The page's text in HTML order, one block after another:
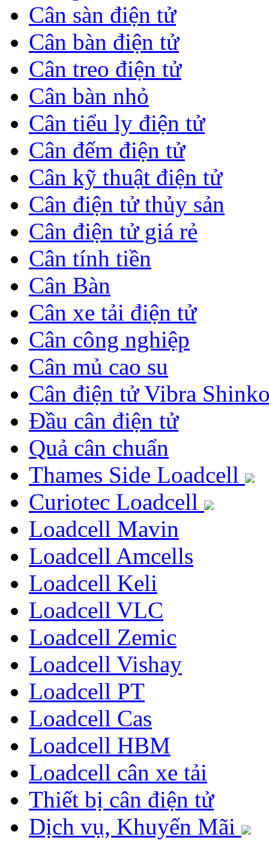
Cân sàn điện tử
Cân bàn điện tử
Cân treo điện tử
Cân bàn nhỏ
Cân tiểu ly điện tử
Cân đếm điện tử
Cân kỹ thuật điện tử
Cân điện tử thủy sản
Cân điện tử giá rẻ
Cân tính tiền
Cân Bàn
Cân xe tải điện tử
Cân công nghiệp
Cân mủ cao su
Cân điện tử Vibra
Đầu cân điện tử
Quả cân chuẩn
Thames Side Loadcell
Curiotec Loadcell
Loadcell Mavin
Loadcell Amcells
Loadcell Keli
Loadcell VLC
Loadcell Zemic
Loadcell Vishay
Loadcell PT
Loadcell Cas
Loadcell HBM
Loadcell cân xe tải
Thiết bị cân điện tử
Dịch vụ, Khuyến Mãi